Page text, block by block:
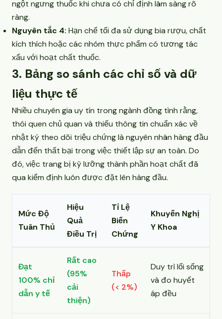
ngột ngưng thuốc khi chưa có chỉ định lâm sàng rõ
ràng.
Nguyên tắc 4: Hạn chế tối đa sử dụng bia rượu, chất
kích thích hoặc các nhóm thực phẩm có tương tác
xấu với hoạt chất thuốc.
3. Bảng so sánh các chỉ số và dữ
liệu thực tế
Nhiều chuyên gia uy tín trong ngành đồng tình rằng,
thói quen chủ quan và thiếu thông tin chuẩn xác về
nhật ký theo dõi triệu chứng là nguyên nhân hàng đầu
dẫn đến thất bại trong việc thiết lập sự an toàn. Do
đó, việc trang bị kỹ lưỡng thành phần hoạt chất đã
qua kiểm định luôn được đặt lên hàng đầu.
Mức Độ
Tuân Thủ
Hiệu
Quả
Điều Trị
Tỉ Lệ
Biến
Chứng
Khuyến Nghị
Y Khoa
Đạt
100% chỉ
dẫn y tế
Rất cao
(95%
cải
thiện)
Thấp
(< 2%)
Duy trì lối sống
và đo huyết
áp đều